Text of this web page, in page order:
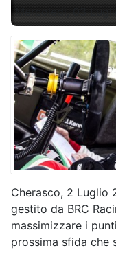
Mercoledì, 03
Cherasco, 2 Luglio
gestito da BRC
massimizzare i
prossima sfida che